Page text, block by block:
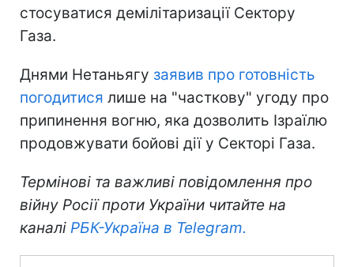
стосуватися демілітаризації Сектору
Газа.
Днями Нетаньягу заявив про готовність
погодитися лише на "часткову" угоду про
припинення вогню, яка дозволить Ізраїлю
продовжувати бойові дії у Секторі Газа.
Термінові та важливі повідомлення про
війну Росії проти України читайте на
каналі РБК-Україна в Telegram.